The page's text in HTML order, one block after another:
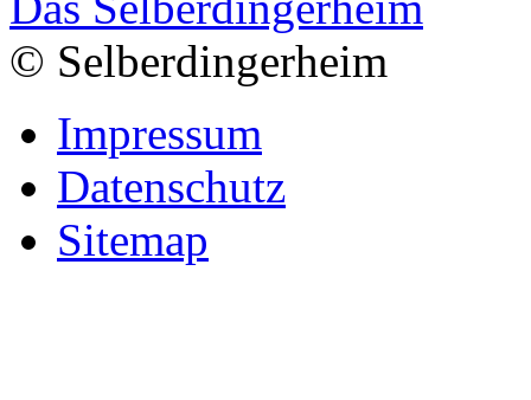
© Selberdingerheim
Impressum
Datenschutz
Sitemap